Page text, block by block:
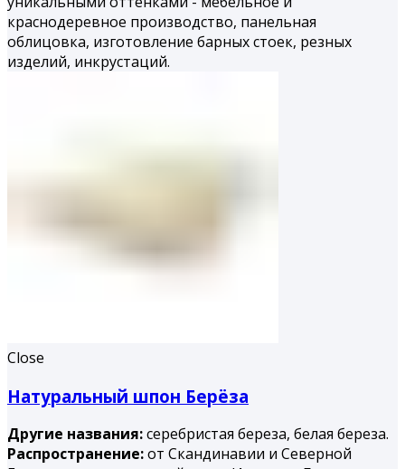
краснодеревное производство, панельная
облицовка, изготовление барных стоек, резных
изделий, инкрустаций.
Close
Натуральный шпон Берёза
Другие названия:серебристая береза, белая береза.
Распространение:от Скандинавии и Северной